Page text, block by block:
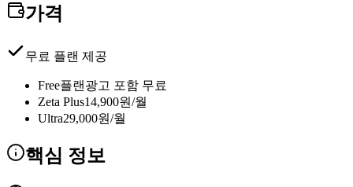
가격
무료 플랜 제공
Free플랜 광고 포함 무료
Zeta Plus14,900원/월
Ultra29,000원/월
핵심 정보